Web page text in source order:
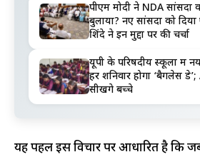
पीएम मोदी ने NDA सांसदों
बुलाया? नए सांसदों को
शिंदे ने इन मुद्दों पर की चर्चा
यूपी के परिषदीय स्कूलों में
हर शनिवार होगा ‘बैगलेस
सीखेंगे बच्चे
यह पहल इस विचार पर आधारित है